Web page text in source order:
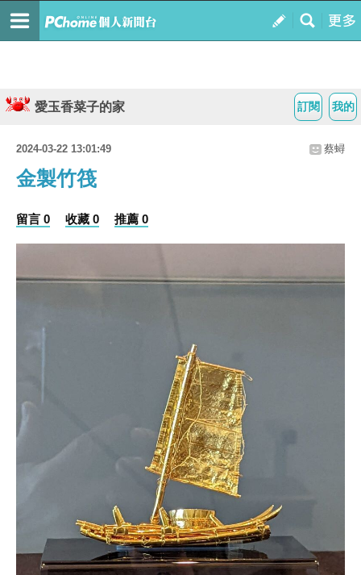
我的
訂閱
愛玉香菜子的家
2024-03-22 13:01:49 蔡蟳
金製竹筏
留言 0 收藏 0 推薦 0